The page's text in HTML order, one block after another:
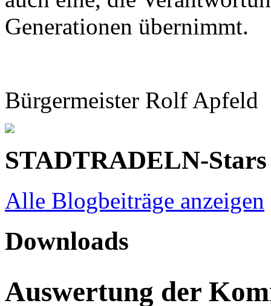
Generationen übernimmt.
Bürgermeister Rolf Apfeld
STADTRADELN-Stars
Alle Blogbeiträge anzeigen
Downloads
Auswertung der